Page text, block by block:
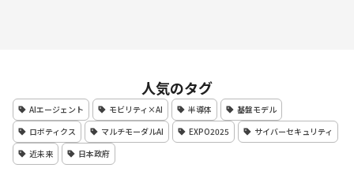
人気のタグ
AIエージェント モビリティ×AI 半導体
基盤モデル
ロボティクス
マルチモーダルAI EXPO2025
サイバーセキュリティ
近未来
日本政府